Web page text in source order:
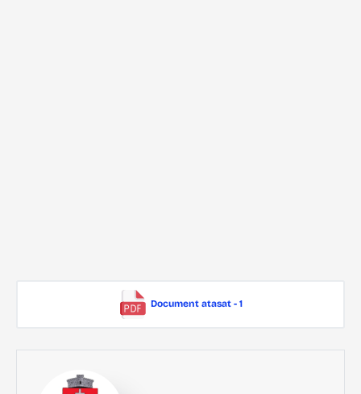
Document atasat - 1